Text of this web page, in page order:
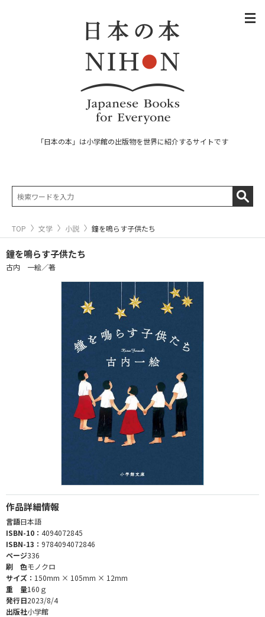
「日本の本」は小学館の出版物を世界に紹介するサイトです
TOP 文学 小説 鐘を鳴らす子供たち
鐘を鳴らす子供たち
古内 一絵／著
作品詳細情報
言語日本語
ISBN-10： 4094072845
ISBN-13： 9784094072846
ページ336
刷 色モノクロ
サイズ： 150mm × 105mm × 12mm
重 量160ｇ
発行日2023/8/4
出版社小学館